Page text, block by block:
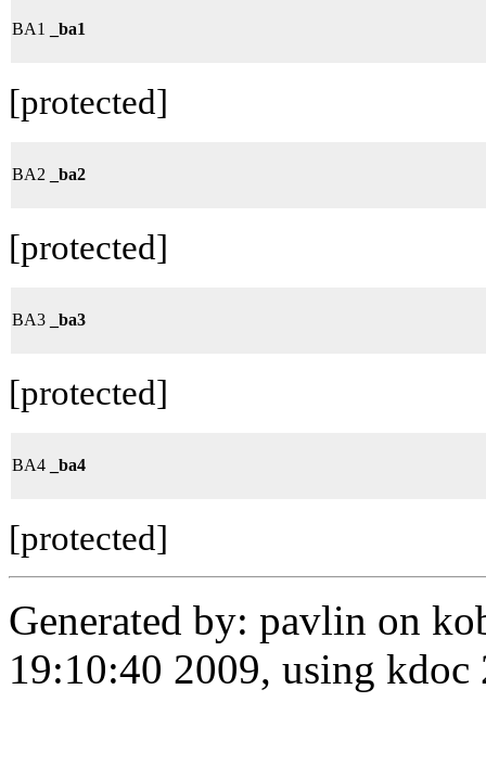
BA1 _ba1
[protected]
BA2 _ba2
[protected]
BA3 _ba3
[protected]
BA4 _ba4
[protected]
Generated by: pavlin on
19:10:40 2009, using kdoc